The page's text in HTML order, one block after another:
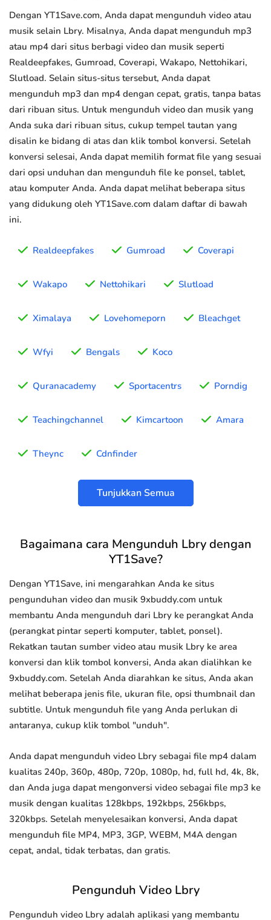
Dengan YT1Save.com, Anda dapat mengunduh video atau
musik selain Lbry. Misalnya, Anda dapat mengunduh mp3
atau mp4 dari situs berbagi video dan musik seperti
Realdeepfakes, Gumroad, Coverapi, Wakapo, Nettohikari,
Slutload. Selain situs-situs tersebut, Anda dapat
mengunduh mp3 dan mp4 dengan cepat, gratis, tanpa batas
dari ribuan situs. Untuk mengunduh video dan musik yang
Anda suka dari ribuan situs, cukup tempel tautan yang
disalin ke bidang di atas dan klik tombol konversi. Setelah
konversi selesai, Anda dapat memilih format file yang sesuai
dari opsi unduhan dan mengunduh file ke ponsel, tablet,
atau komputer Anda. Anda dapat melihat beberapa situs
yang didukung oleh YT1Save.com dalam daftar di bawah
ini.
Realdeepfakes Gumroad Coverapi
Wakapo Nettohikari Slutload
Ximalaya Lovehomeporn Bleachget
Wfyi Bengals Koco
Quranacademy Sportacentrs Porndig
Teachingchannel Kimcartoon Amara
Theync Cdnfinder
Tunjukkan Semua
Bagaimana cara Mengunduh Lbry dengan
YT1Save?
Dengan YT1Save, ini mengarahkan Anda ke situs
pengunduhan video dan musik 9xbuddy.com untuk
membantu Anda mengunduh dari Lbry ke perangkat Anda
(perangkat pintar seperti komputer, tablet, ponsel).
Rekatkan tautan sumber video atau musik Lbry ke area
konversi dan klik tombol konversi, Anda akan dialihkan ke
9xbuddy.com. Setelah Anda diarahkan ke situs, Anda akan
melihat beberapa jenis file, ukuran file, opsi thumbnail dan
subtitle. Untuk mengunduh file yang Anda perlukan di
antaranya, cukup klik tombol "unduh".
Anda dapat mengunduh video Lbry sebagai file mp4 dalam
kualitas 240p, 360p, 480p, 720p, 1080p, hd, full hd, 4k, 8k,
dan Anda juga dapat mengonversi video sebagai file mp3 ke
musik dengan kualitas 128kbps, 192kbps, 256kbps,
320kbps. Setelah menyelesaikan konversi, Anda dapat
mengunduh file MP4, MP3, 3GP, WEBM, M4A dengan
cepat, andal, tidak terbatas, dan gratis.
Pengunduh Video Lbry
Pengunduh video Lbry adalah aplikasi yang membantu